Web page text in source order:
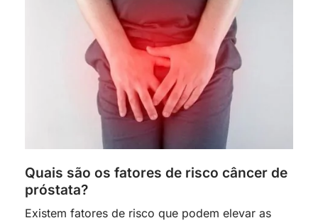
Quais são os fatores de risco câncer de
próstata?
Existem fatores de risco que podem elevar as